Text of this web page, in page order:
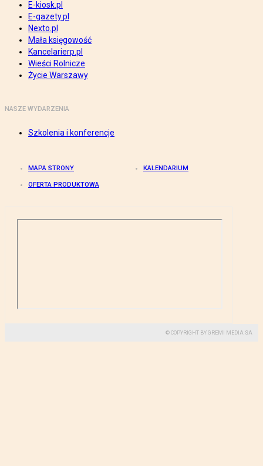
E-kiosk.pl
E-gazety.pl
Nexto.pl
Mała księgowość
Kancelarierp.pl
Wieści Rolnicze
Życie Warszawy
NASZE WYDARZENIA
Szkolenia i konferencje
MAPA STRONY KALENDARIUM
OFERTA PRODUKTOWA
© COPYRIGHT BY GREMI MEDIA SA